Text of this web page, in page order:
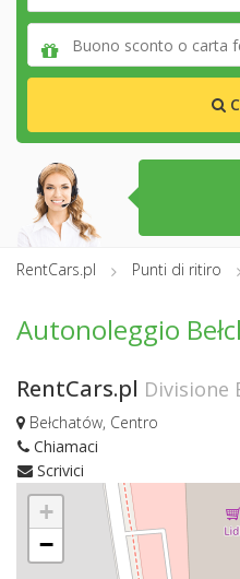
RentCars.pl Punti di ritiro
Autonoleggio
RentCars.pl Divisione
Bełchatów, Centro
Chiamaci
Scrivici
+
−